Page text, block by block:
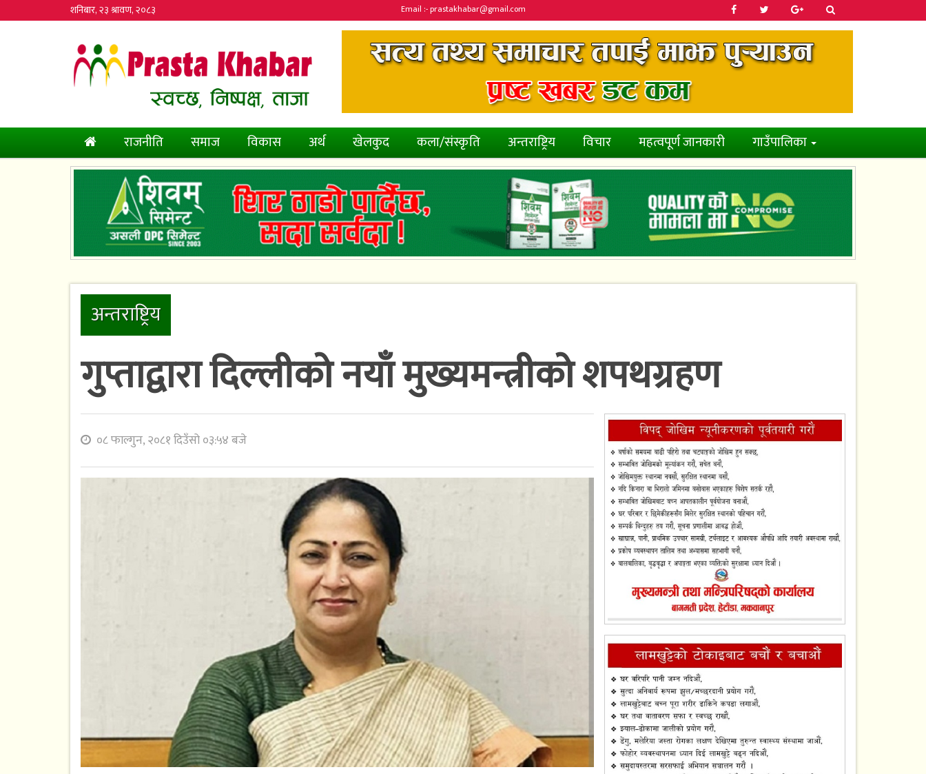
शनिबार, २३ श्रावण, २०८३ Email :- prastakhabar@gmail.com
(current)
राजनीति समाज विकास अर्थ खेलकुद कला/संस्कृति अन्तराष्ट्रिय विचार महत्वपूर्ण जानकारी गाउँपालिका
अन्तराष्ट्रिय
गुप्ताद्वारा दिल्लीको नयाँ मुख्यमन्त्रीको शपथग्रहण
०८ फाल्गुन, २०८१ दिउँसो ०३:५४ बजे